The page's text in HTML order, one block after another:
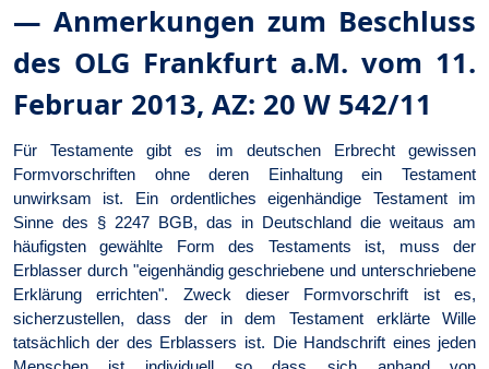
— Anmerkungen zum Beschluss
des OLG Frankfurt a.M. vom 11.
Februar 2013, AZ: 20 W 542/11
Für Testamente gibt es im deutschen Erbrecht gewissen
Formvorschriften ohne deren Einhaltung ein Testament
unwirksam ist. Ein ordentliches eigenhändige Testament im
Sinne des § 2247 BGB, das in Deutschland die weitaus am
häufigsten gewählte Form des Testaments ist, muss der
Erblasser durch "eigenhändig geschriebene und unterschriebene
Erklärung errichten". Zweck dieser Form­vor­schrift ist es,
sicherzustellen, dass der in dem Testament erklärte Wille
tatsäch­lich der des Erblassers ist. Die Handschrift eines jeden